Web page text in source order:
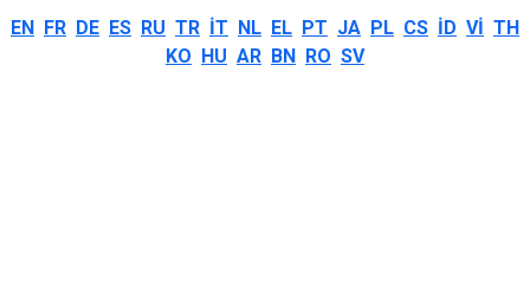
EN FR DE ES RU TR IT NL EL PT JA PL CS ID VI TH
KO HU AR BN RO SV